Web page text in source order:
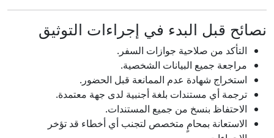
نصائح قبل البدء في إجراءات التوثيق
التأكد من صلاحية جوازات السفر.
مراجعة جميع البيانات الشخصية.
استخراج شهادة عدم الممانعة قبل الحضور.
ترجمة أي مستندات بلغة أجنبية لدى جهة معتمدة.
الاحتفاظ بنسخ من جميع المستندات.
الاستعانة بمحامٍ متخصص لتجنب أي أخطاء قد تؤخر